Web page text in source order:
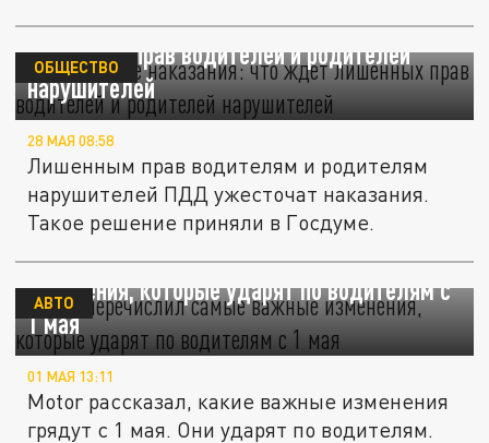
Ужесточение наказания: что ждет
лишенных прав водителей и родителей
нарушителей
ОБЩЕСТВО
28 МАЯ 08:58
Лишенным прав водителям и родителям
нарушителей ПДД ужесточат наказания.
Такое решение приняли в Госдуме.
Motor перечислил самые важные
изменения, которые ударят по водителям с
1 мая
АВТО
01 МАЯ 13:11
Motor рассказал, какие важные изменения
грядут с 1 мая. Они ударят по водителям.